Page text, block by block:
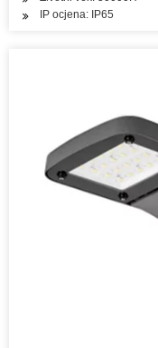
IP ocjena: IP65